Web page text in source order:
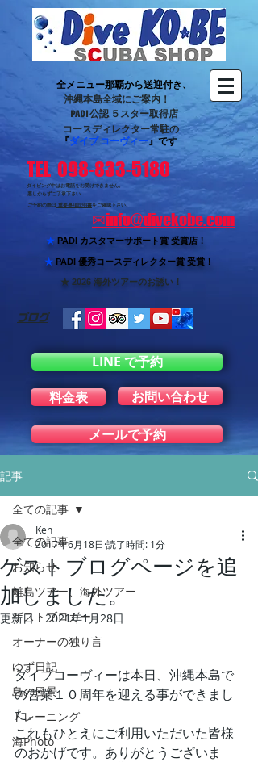
全メニュー那覇から送迎付き、
沖縄本島全域にご案内！
PADI 公認 ５スター取得店
コースディレクター常駐の
『ダイブ コーヴィー』です
TEL 098-833-5180
ダイビング中はお電話をお受けできません。
悪しからずご了承下さい
ご予約の際は 重要事項説明書をご確認下さい。
✉info@divekobe.com
★ PADI カスタマーサポート賞 受賞店！
★ PADI 優秀コースディレクター賞 受賞！
★ 2026 海外ツアーのお誘い！
ブログ
LINE で予約
料金表
お問い合わせ
メールで予約
記事
全ての記事
お知らせ
離島ツアー、海外ツアー
ゲストブロガー
オーナーの独り言
ゆず日記
島の風景
トレーニング
海Photo
全ての記事
ゲストブログページを追
加しました。
Ken
2017年6月18日 読了時間: 1分
更新日：2021年1月28日
ダイブコーヴィーは本日、沖縄本島で
の営業１０周年を迎える事ができまし
た。
これもひとえにご利用いただいた皆様
のおかげです。ありがとうございま